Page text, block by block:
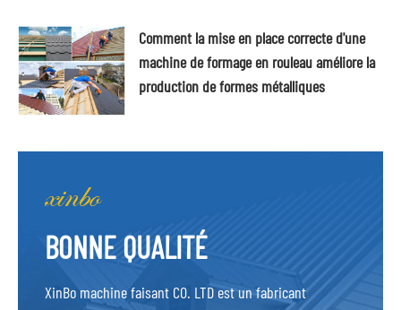
Comment la mise en place correcte d'une
machine de formage en rouleau améliore la
production de formes métalliques
BONNE QUALITÉ
XinBo machine faisant CO. LTD est un fabricant